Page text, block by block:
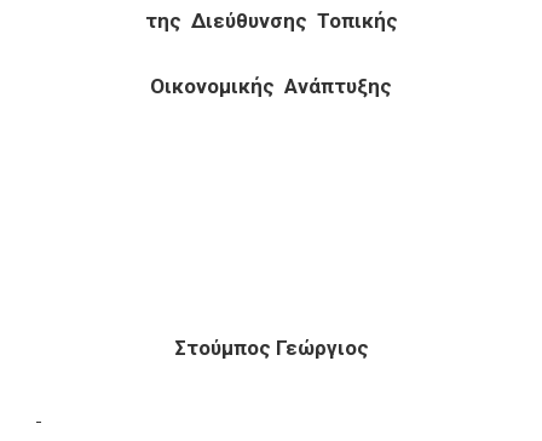
της Διεύθυνσης Τοπικής
Οικονομικής Ανάπτυξης
Στούμπος Γεώργιος